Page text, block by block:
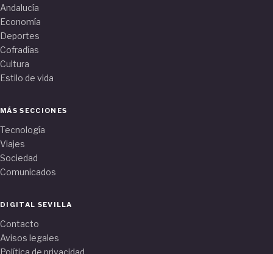
Andalucía
Economía
Deportes
Cofradías
Cultura
Estilo de vida
MÁS SECCIONES
Tecnología
Viajes
Sociedad
Comunicados
DIGITAL SEVILLA
Contacto
Avisos legales
Política de privacidad